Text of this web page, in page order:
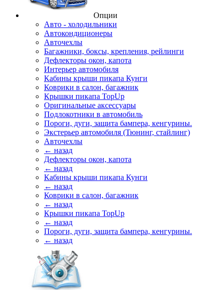
Опции
Авто - холодильники
Автокондиционеры
Авточехлы
Багажники, боксы, крепления, рейлинги
Дефлекторы окон, капота
Интерьер автомобиля
Кабины крыши пикапа Кунги
Коврики в салон, багажник
Крышки пикапа TopUp
Оригинальные аксессуары
Подлокотники в автомобиль
Пороги, дуги, защита бампера, кенгурины.
Экстерьер автомобиля (Тюнинг, стайлинг)
Авточехлы
← назад
Дефлекторы окон, капота
← назад
Кабины крыши пикапа Кунги
← назад
Коврики в салон, багажник
← назад
Крышки пикапа TopUp
← назад
Пороги, дуги, защита бампера, кенгурины.
← назад